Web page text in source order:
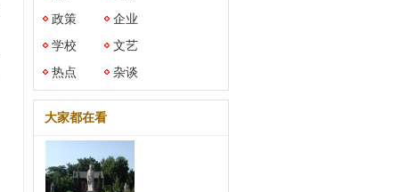
政策
企业
学校
文艺
热点
杂谈
大家都在看